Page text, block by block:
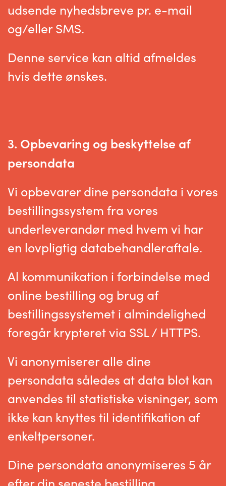
udsende nyhedsbreve pr. e-mail
og/eller SMS.
Denne service kan altid afmeldes
hvis dette ønskes.
3. Opbevaring og beskyttelse af
persondata
Vi opbevarer dine persondata i vores
bestillingssystem fra vores
underleverandør med hvem vi har
en lovpligtig databehandleraftale.
Al kommunikation i forbindelse med
online bestilling og brug af
bestillingssystemet i almindelighed
foregår krypteret via SSL / HTTPS.
Vi anonymiserer alle dine
persondata således at data blot kan
anvendes til statistiske visninger, som
ikke kan knyttes til identifikation af
enkeltpersoner.
Dine persondata anonymiseres 5 år